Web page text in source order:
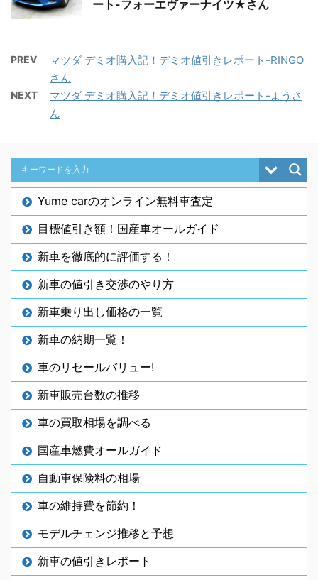
ート-フォーエヴァーナイツ★さん
PREV
マツダ デミオ購入記！デミオ値引きレポート-RINGO
さん
NEXT
マツダ デミオ購入記！デミオ値引きレポート-ようさ
ん
Yume carのオンライン無料車査定
目標値引き額！国産車オールガイド
新車を徹底的に評価する！
新車の値引き交渉のやり方
新車乗り出し価格の一覧
新車の納期一覧！
車のリセールバリュー!
新車販売台数の推移
車の買取相場を調べる
国産車燃費オールガイド
自動車保険料の相場
車の維持費を節約！
モデルチェンジ推移と予想
新車の値引きレポート